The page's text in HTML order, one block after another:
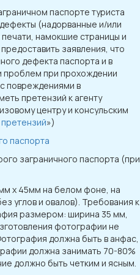
паспорте туриста
(надорванные и/или
намокшие страницы и
заявления, что
дефекта паспорта и в
проблем при прохождении
повреждениями в
претензий к агенту
центру и консульским
»)
паспорта
заграничного паспорта (при
x 45мм на белом фоне, на
углов и овалов). Требования к
размером: ширина 35 мм,
фотографии не
должна быть в анфас,
должна занимать 70-80%
должно быть четким и ясным.